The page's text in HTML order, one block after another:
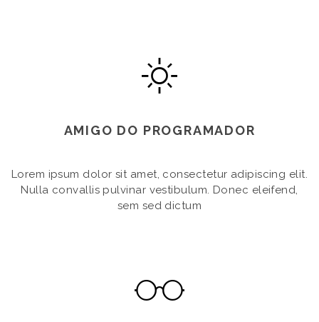
AMIGO DO PROGRAMADOR
Lorem ipsum dolor sit amet, consectetur adipiscing elit.
Nulla convallis pulvinar vestibulum. Donec eleifend,
sem sed dictum